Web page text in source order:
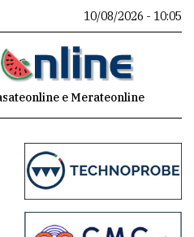
10/08/2026 - 10:05
e Merateonline